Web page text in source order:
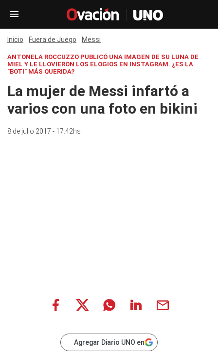
Inicio Fuera de Juego Messi
ANTONELA ROCCUZZO PUBLICÓ UNA IMAGEN DE SU LUNA DE
MIEL Y LE LLOVIERON LOS ELOGIOS EN INSTAGRAM. ¿ES LA
"BOTI" MÁS QUERIDA?
La mujer de Messi infartó a
varios con una foto en bikini
8 de julio 2017 - 17:42hs
Agregar Diario UNO en